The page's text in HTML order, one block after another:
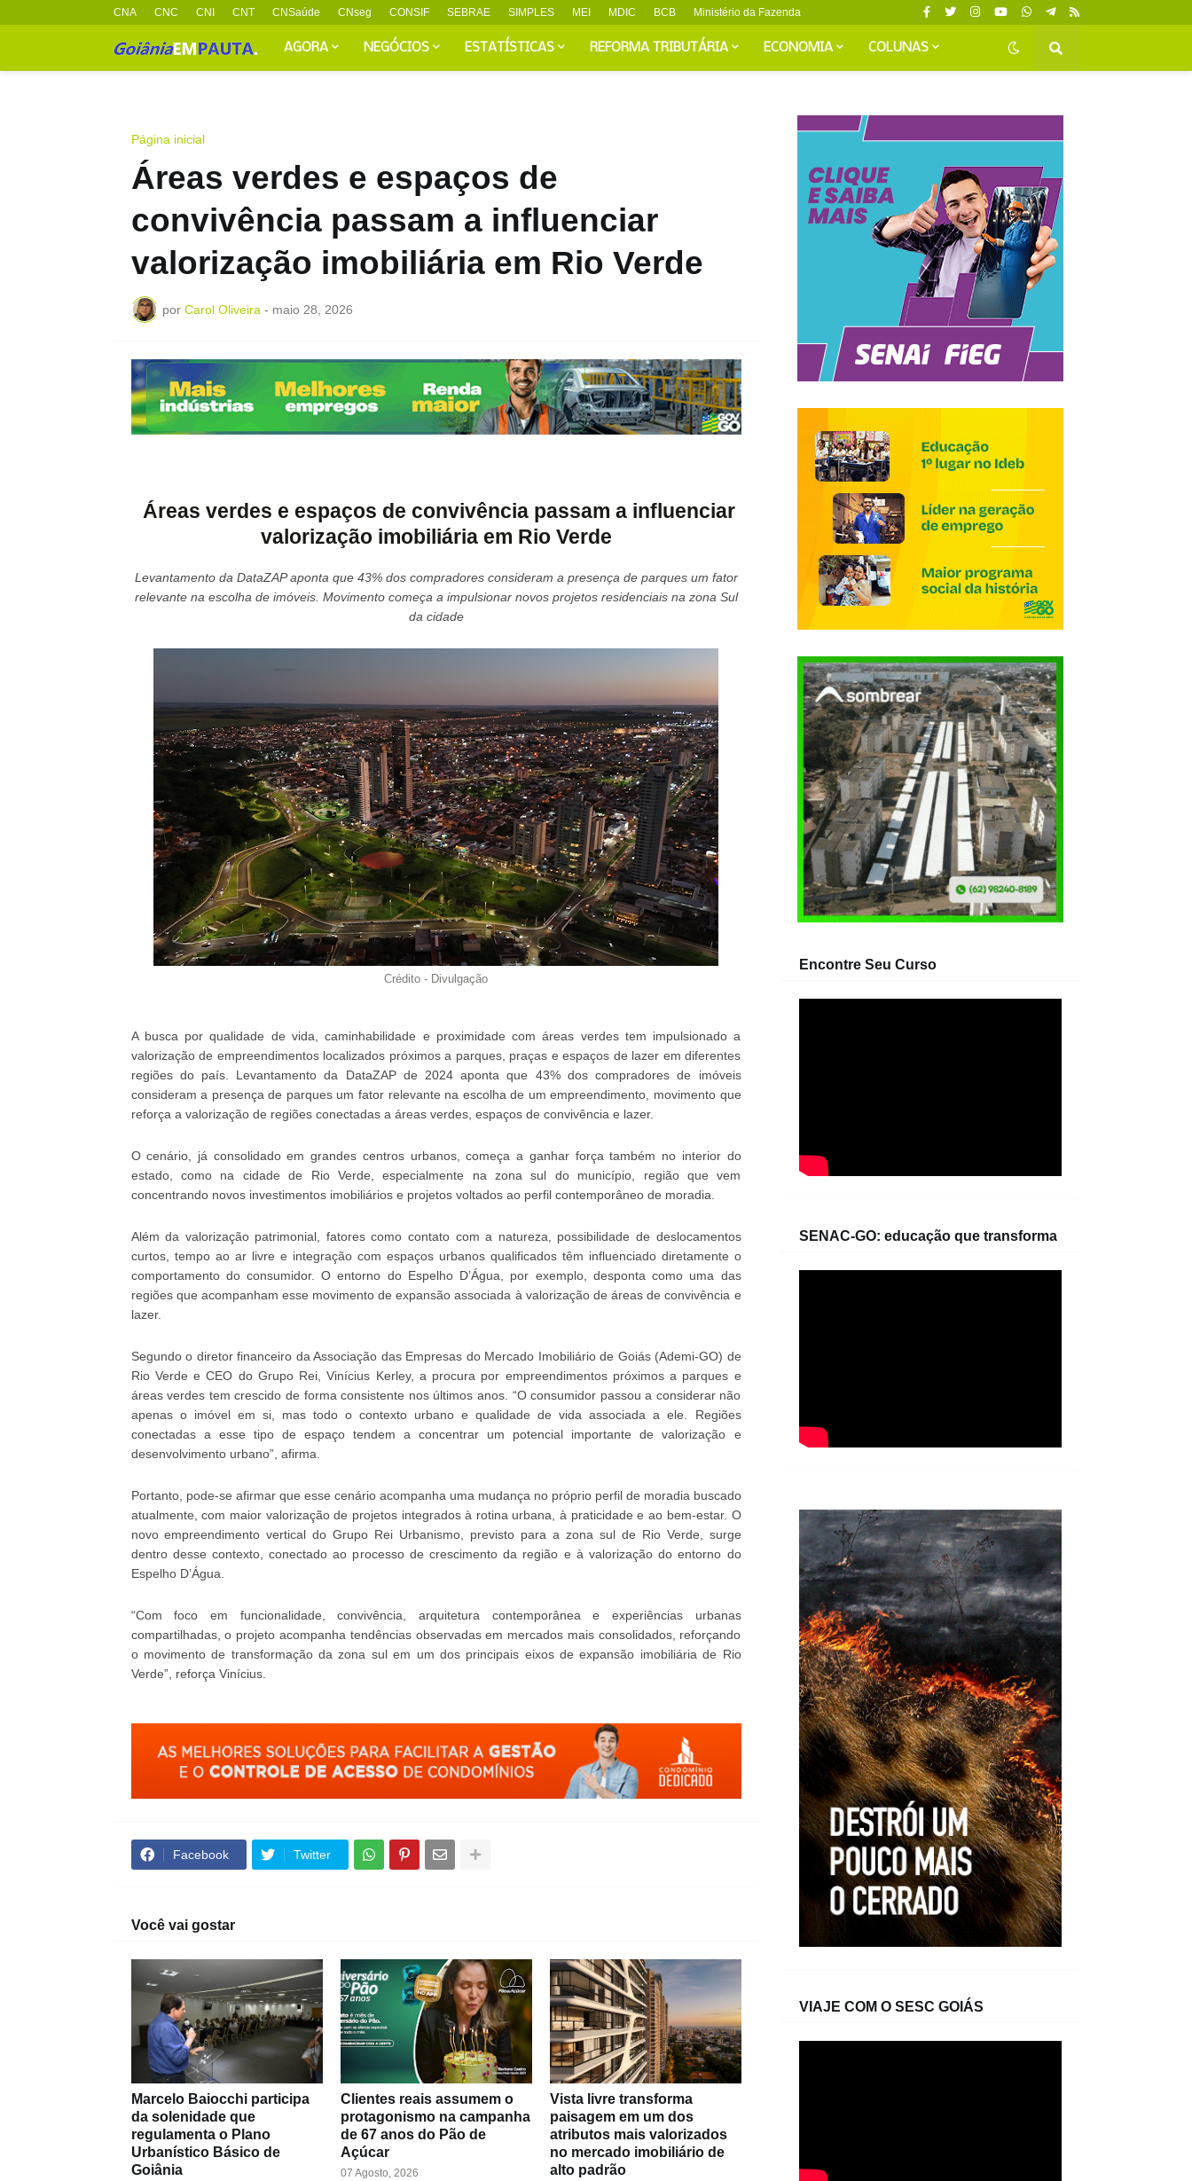
CNA CNC CNI CNT CNSaúde CNseg CONSIF SEBRAE SIMPLES MEI MDIC BCB Ministério da Fazenda
AGORA NEGÓCIOS ESTATÍSTICAS REFORMA TRIBUTÁRIA ECONOMIA COLUNAS
Página inicial
Áreas verdes e espaços de
convivência passam a influenciar
valorização imobiliária em Rio Verde
por Carol Oliveira - maio 28, 2026
Áreas verdes e espaços de convivência passam a influenciar
valorização imobiliária em Rio Verde
Levantamento da DataZAP aponta que 43% dos compradores consideram a presença de parques um fator
relevante na escolha de imóveis. Movimento começa a impulsionar novos projetos residenciais na zona Sul
da cidade
Crédito - Divulgação
A busca por qualidade de vida, caminhabilidade e proximidade com áreas verdes tem impulsionado a
valorização de empreendimentos localizados próximos a parques, praças e espaços de lazer em diferentes
regiões do país. Levantamento da DataZAP de 2024 aponta que 43% dos compradores de imóveis
consideram a presença de parques um fator relevante na escolha de um empreendimento, movimento que
reforça a valorização de regiões conectadas a áreas verdes, espaços de convivência e lazer.
O cenário, já consolidado em grandes centros urbanos, começa a ganhar força também no interior do
estado, como na cidade de Rio Verde, especialmente na zona sul do município, região que vem
concentrando novos investimentos imobiliários e projetos voltados ao perfil contemporâneo de moradia.
Além da valorização patrimonial, fatores como contato com a natureza, possibilidade de deslocamentos
curtos, tempo ao ar livre e integração com espaços urbanos qualificados têm influenciado diretamente o
comportamento do consumidor. O entorno do Espelho D’Água, por exemplo, desponta como uma das
regiões que acompanham esse movimento de expansão associada à valorização de áreas de convivência e
lazer.
Segundo o diretor financeiro da Associação das Empresas do Mercado Imobiliário de Goiás (Ademi-GO) de
Rio Verde e CEO do Grupo Rei, Vinícius Kerley, a procura por empreendimentos próximos a parques e
áreas verdes tem crescido de forma consistente nos últimos anos. “O consumidor passou a considerar não
apenas o imóvel em si, mas todo o contexto urbano e qualidade de vida associada a ele. Regiões
conectadas a esse tipo de espaço tendem a concentrar um potencial importante de valorização e
desenvolvimento urbano”, afirma.
Portanto, pode-se afirmar que esse cenário acompanha uma mudança no próprio perfil de moradia buscado
atualmente, com maior valorização de projetos integrados à rotina urbana, à praticidade e ao bem-estar. O
novo empreendimento vertical do Grupo Rei Urbanismo, previsto para a zona sul de Rio Verde, surge
dentro desse contexto, conectado ao processo de crescimento da região e à valorização do entorno do
Espelho D’Água.
“Com foco em funcionalidade, convivência, arquitetura contemporânea e experiências urbanas
compartilhadas, o projeto acompanha tendências observadas em mercados mais consolidados, reforçando
o movimento de transformação da zona sul em um dos principais eixos de expansão imobiliária de Rio
Verde”, reforça Vinícius.
Facebook Twitter
Você vai gostar
Marcelo Baiocchi participa
da solenidade que
regulamenta o Plano
Urbanístico Básico de
Goiânia
Clientes reais assumem o
protagonismo na campanha
de 67 anos do Pão de
Açúcar
07 Agosto, 2026
Vista livre transforma
paisagem em um dos
atributos mais valorizados
no mercado imobiliário de
alto padrão
Encontre Seu Curso
SENAC-GO: educação que transforma
VIAJE COM O SESC GOIÁS